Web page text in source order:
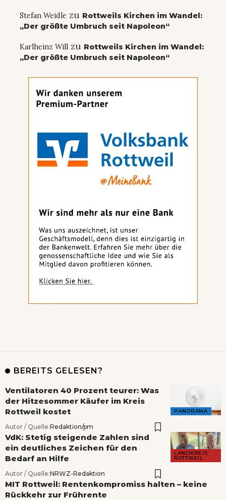
Stefan Weidle zu Rottweils Kirchen im Wandel:
„Der größte Umbruch seit Napoleon“
Karlheinz Will zu Rottweils Kirchen im Wandel:
„Der größte Umbruch seit Napoleon“
BEREITS GELESEN?
PANORAMA
Ventilatoren 40 Prozent teurer: Was
der Hitzesommer Käufer im Kreis
Rottweil kostet
Autor / Quelle:Redaktion/pm
LANDKREIS
ROTTWEIL
VdK: Stetig steigende Zahlen sind
ein deutliches Zeichen für den
Bedarf an Hilfe
Autor / Quelle:NRWZ-Redaktion
MIT Rottweil: Rentenkompromiss halten – keine
Rückkehr zur Frührente